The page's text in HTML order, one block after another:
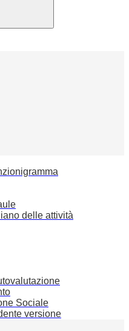
delle attività
Sociale
versione